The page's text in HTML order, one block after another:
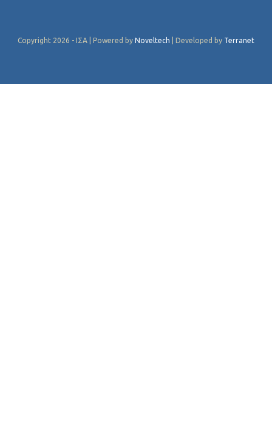
Copyright 2026 - ΙΣΑ | Powered by Noveltech | Developed by Terranet